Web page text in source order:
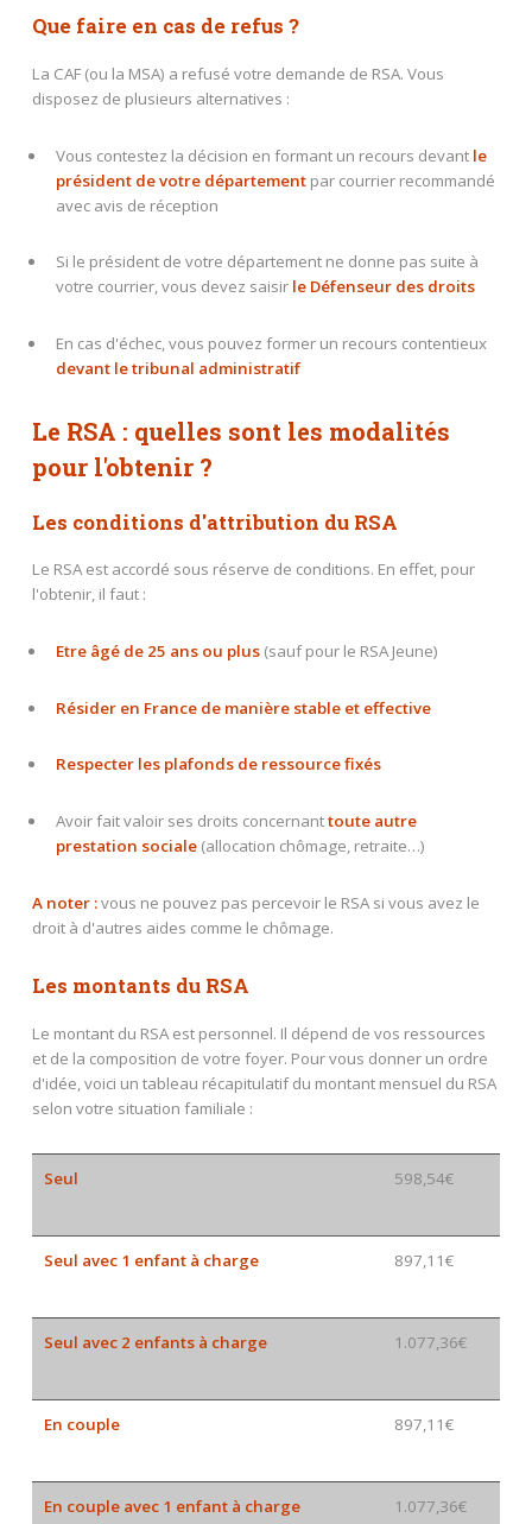
Que faire en cas de refus ?
La CAF (ou la MSA) a refusé votre demande de RSA. Vous
disposez de plusieurs alternatives :
Vous contestez la décision en formant un recours devantle
président de votre département par courrier recommandé
avec avis de réception
Si le président de votre département ne donne pas suite à
votre courrier, vous devez saisir le Défenseur des droits
En cas d'échec, vous pouvez former un recours contentieux
devant le tribunal administratif
Le RSA : quelles sont les modalités
pour l'obtenir ?
Les conditions d'attribution du RSA
Le RSA est accordé sous réserve de conditions. En effet, pour
l'obtenir, il faut :
Etre âgé de 25 ans ou plus (sauf pour le RSA Jeune)
Résider en France de manière stable et effective
Respecter les plafonds de ressource fixés
Avoir fait valoir ses droits concernanttoute autre
prestation sociale(allocation chômage, retraite…)
A noter:vous ne pouvez pas percevoir le RSA si vous avez le
droit à d'autres aides comme le chômage.
Les montants du RSA
Le montant du RSA est personnel. Il dépend de vos ressources
et de la composition de votre foyer. Pour vous donner un ordre
d'idée, voici un tableau récapitulatif du montant mensuel du RSA
selon votre situation familiale :
Seul 598,54€
Seul avec 1 enfant à charge 897,11€
Seul avec 2 enfants à charge 1.077,36€
En couple 897,11€
En couple avec 1 enfant à charge 1.077,36€